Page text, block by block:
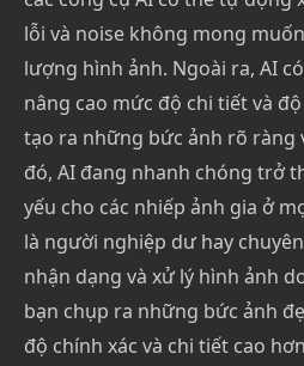
lỗi và noise không mong
lượng hình ảnh. Ngoài ra, AI
nâng cao mức độ chi tiết và
tạo ra những bức ảnh rõ ràng
đó, AI đang nhanh chóng trở
yếu cho các nhiếp ảnh gia ở
là người nghiệp dư hay
nhận dạng và xử lý hình ảnh
bạn chụp ra những bức ảnh
độ chính xác và chi tiết cao